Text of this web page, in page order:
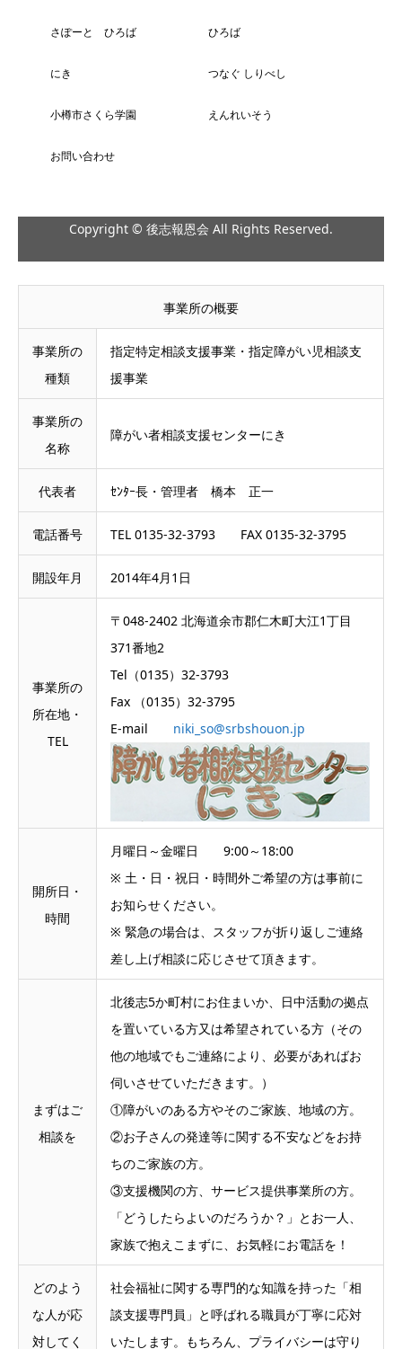
さぽーと ひろば ひろば
にき つなぐ しりべし
小樽市さくら学園 えんれいそう
お問い合わせ
Copyright © 後志報恩会 All Rights Reserved.
事業所の概要
事業所の
種類
指定特定相談支援事業・指定障がい児相談支
援事業
事業所の
名称
障がい者相談支援センターにき
代表者 ｾﾝﾀｰ長・管理者 橋本 正一
電話番号 TEL 0135-32-3793 FAX 0135-32-3795
開設年月 2014年4月1日
事業所の
所在地・
TEL
〒048-2402 北海道余市郡仁木町大江1丁目
371番地2
Tel（0135）32-3793
Fax （0135）32-3795
E-mail niki_so@srbshouon.jp
開所日・
時間
月曜日～金曜日 9:00～18:00
※ 土・日・祝日・時間外ご希望の方は事前に
お知らせください。
※ 緊急の場合は、スタッフが折り返しご連絡
差し上げ相談に応じさせて頂きます。
まずはご
相談を
北後志5か町村にお住まいか、日中活動の拠点
を置いている方又は希望されている方（その
他の地域でもご連絡により、必要があればお
伺いさせていただきます。）
①障がいのある方やそのご家族、地域の方。
②お子さんの発達等に関する不安などをお持
ちのご家族の方。
③支援機関の方、サービス提供事業所の方。
「どうしたらよいのだろうか？」とお一人、
家族で抱えこまずに、お気軽にお電話を！
どのよう
な人が応
対してく
社会福祉に関する専門的な知識を持った「相
談支援専門員」と呼ばれる職員が丁寧に応対
いたします。もちろん、プライバシーは守り